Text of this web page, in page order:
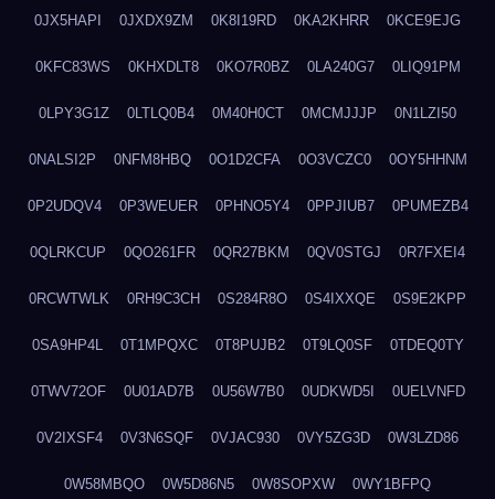
0JX5HAPI 0JXDX9ZM 0K8I19RD 0KA2KHRR 0KCE9EJG
0KFC83WS 0KHXDLT8 0KO7R0BZ 0LA240G7 0LIQ91PM
0LPY3G1Z 0LTLQ0B4 0M40H0CT 0MCMJJJP 0N1LZI50
0NALSI2P 0NFM8HBQ 0O1D2CFA 0O3VCZC0 0OY5HHNM
0P2UDQV4 0P3WEUER 0PHNO5Y4 0PPJIUB7 0PUMEZB4
0QLRKCUP 0QO261FR 0QR27BKM 0QV0STGJ 0R7FXEI4
0RCWTWLK 0RH9C3CH 0S284R8O 0S4IXXQE 0S9E2KPP
0SA9HP4L 0T1MPQXC 0T8PUJB2 0T9LQ0SF 0TDEQ0TY
0TWV72OF 0U01AD7B 0U56W7B0 0UDKWD5I 0UELVNFD
0V2IXSF4 0V3N6SQF 0VJAC930 0VY5ZG3D 0W3LZD86
0W58MBQO 0W5D86N5 0W8SOPXW 0WY1BFPQ